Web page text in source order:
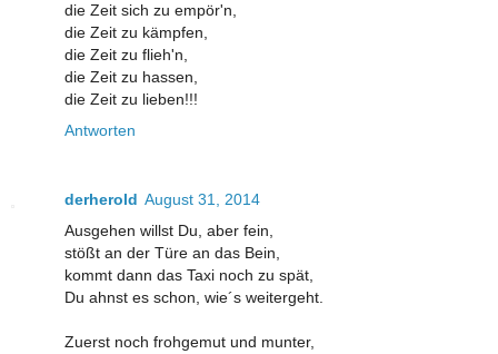
die Zeit sich zu empör'n,
die Zeit zu kämpfen,
die Zeit zu flieh'n,
die Zeit zu hassen,
die Zeit zu lieben!!!
Antworten
derherold August 31, 2014
Ausgehen willst Du, aber fein,
stößt an der Türe an das Bein,
kommt dann das Taxi noch zu spät,
Du ahnst es schon, wie´s weitergeht.
Zuerst noch frohgemut und munter,